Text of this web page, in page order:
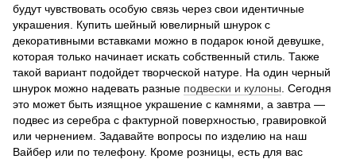
будут чувствовать особую связь через свои идентичные
украшения. Купить шейный ювелирный шнурок с
декоративными вставками можно в подарок юной девушке,
которая только начинает искать собственный стиль. Также
такой вариант подойдет творческой натуре. На один черный
шнурок можно надевать разные подвески и кулоны . Сегодня
это может быть изящное украшение с камнями, а завтра —
подвес из серебра с фактурной поверхностью, гравировкой
или чернением. Задавайте вопросы по изделию на наш
Вайбер или по телефону. Кроме розницы, есть для вас